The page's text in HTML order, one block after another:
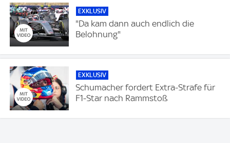
EXKLUSIV
"Da kam dann auch endlich die
Belohnung"
EXKLUSIV
Schumacher fordert Extra-Strafe für
F1-Star nach Rammstoß